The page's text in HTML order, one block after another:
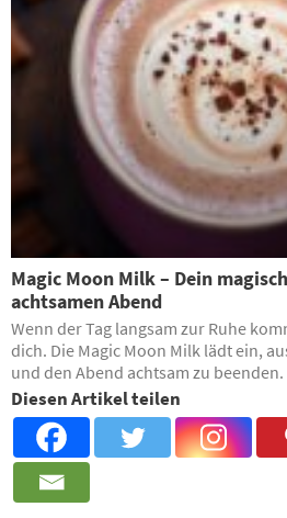
Magic Moon Milk – Dein
achtsamen Abend
Wenn der Tag langsam zur Ruhe
dich. Die Magic Moon Milk lädt ein,
und den Abend achtsam zu beenden.
Diesen Artikel teilen